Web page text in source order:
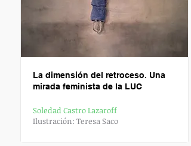
La dimensión del retroceso. Una
mirada feminista de la LUC
Soledad Castro Lazaroff
Ilustración: Teresa Saco